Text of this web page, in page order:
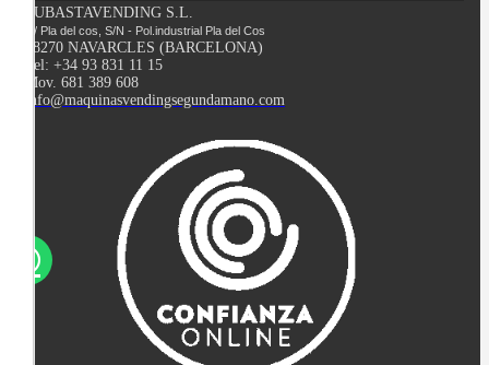
SUBASTAVENDING S.L.
C/ Pla del cos, S/N - Pol.industrial Pla del Cos
08270 NAVARCLES (BARCELONA)
Tel: +34 93 831 11 15
Mov. 681 389 608
info@maquinasvendingsegundamano.com